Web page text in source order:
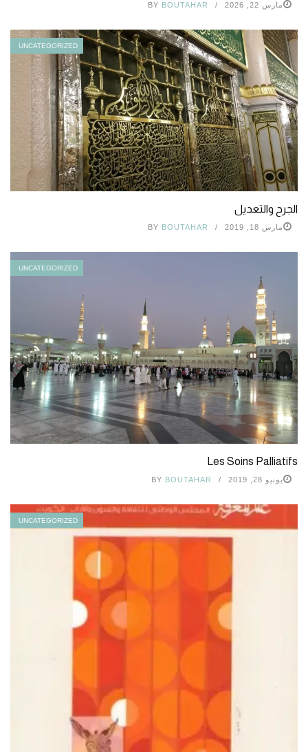
مارس 22, 2026 BY BOUTAHAR
UNCATEGORIZED
الجرح والتعديل
مارس 18, 2019 BY BOUTAHAR
UNCATEGORIZED
Les Soins Palliatifs
يونيو 28, 2019 BY BOUTAHAR
UNCATEGORIZED